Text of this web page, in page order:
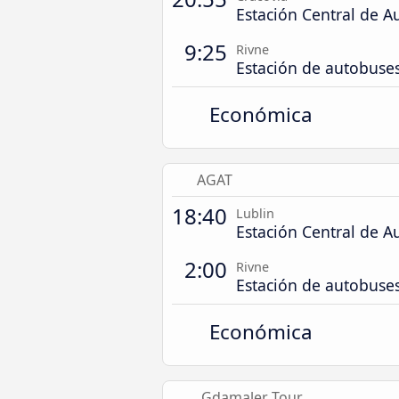
Estación Central de
9:25 Rivne
Estación de
Económica
AGAT
18:40 Lublin
Estación Central de
2:00 Rivne
Estación de
Económica